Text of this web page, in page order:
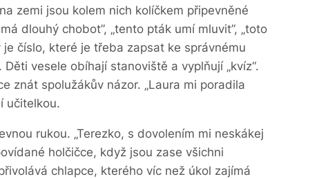
zemi jsou kolem nich kolíčkem připevněné
dlouhý chobot”, „tento pták umí mluvit”, „toto
číslo, které je třeba zapsat ke správnému
vesele obíhají stanoviště a vyplňují „kvíz“.
znát spolužákův názor. „Laura mi poradila
učitelkou.
rukou. „Terezko, s dovolením mi neskákej
holčičce, když jsou zase všichni
chlapce, kterého víc než úkol zajímá